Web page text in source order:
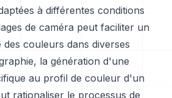
à différentes conditions
de caméra peut faciliter un
couleurs dans diverses
la génération d'une
au profil de couleur d'un
rationaliser le processus de